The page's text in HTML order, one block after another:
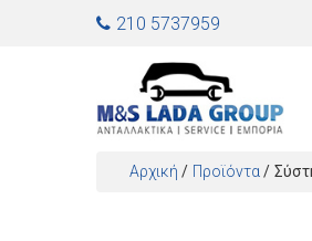
Jump to navigation210 5737959
Είστε εδώ
Αρχική / Προϊόντα /